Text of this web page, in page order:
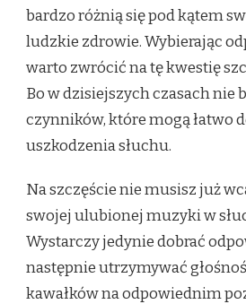
bardzo różnią się pod kątem
ludzkie zdrowie. Wybierając
warto zwrócić na tę kwestię
Bo w dzisiejszych czasach nie
czynników, które mogą łatwo
uszkodzenia słuchu.
Na szczęście nie musisz już
swojej ulubionej muzyki w
Wystarczy jedynie dobrać
następnie utrzymywać
kawałków na odpowiednim